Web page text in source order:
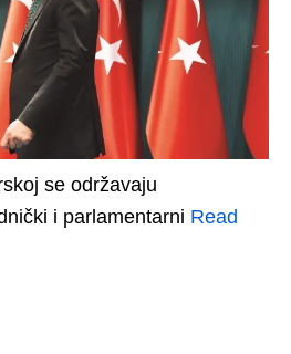
se održavaju
i parlamentarni Read